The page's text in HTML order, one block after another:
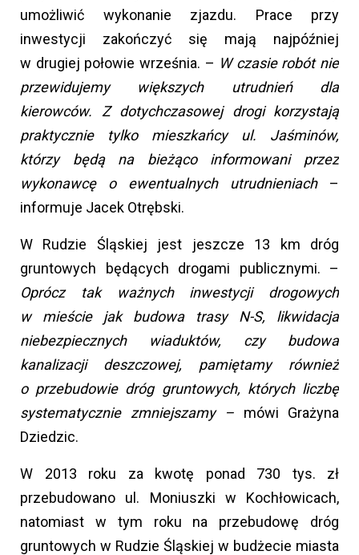
umożliwić wykonanie zjazdu. Prace przy
inwestycji zakończyć się mają najpóźniej
w drugiej połowie września. – W czasie robót nie
przewidujemy większych utrudnień dla
kierowców. Z dotychczasowej drogi korzystają
praktycznie tylko mieszkańcy ul. Jaśminów,
którzy będą na bieżąco informowani przez
wykonawcę o ewentualnych utrudnieniach–
informuje Jacek Otrębski.
W Rudzie Śląskiej jest jeszcze 13 km dróg
gruntowych będących drogami publicznymi. –
Oprócz tak ważnych inwestycji drogowych
w mieście jak budowa trasy N-S, likwidacja
niebezpiecznych wiaduktów, czy budowa
kanalizacji deszczowej, pamiętamy również
o przebudowie dróg gruntowych, których liczbę
systematycznie zmniejszamy – mówi Grażyna
Dziedzic.
W 2013 roku za kwotę ponad 730 tys. zł
przebudowano ul. Moniuszki w Kochłowicach,
natomiast w tym roku na przebudowę dróg
gruntowych w Rudzie Śląskiej w budżecie miasta